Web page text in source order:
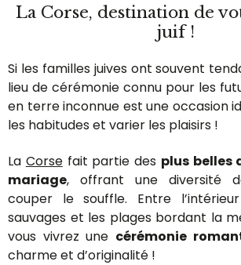
La Corse, destination de
juif !
Si les familles juives ont souvent
lieu de cérémonie connu pour les
en terre inconnue est une occasion
les habitudes et varier les plaisirs !
La Corsefait partie des plus belles
mariage, offrant une diversité
couper le souffle. Entre
sauvages et les plages bordant la
vous vivrez une cérémonie
charme et d’originalité !